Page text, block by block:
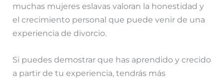
muchas mujeres eslavas valoran la honestidad y
el crecimiento personal que puede venir de una
experiencia de divorcio.
Si puedes demostrar que has aprendido y crecido
a partir de tu experiencia, tendrás más